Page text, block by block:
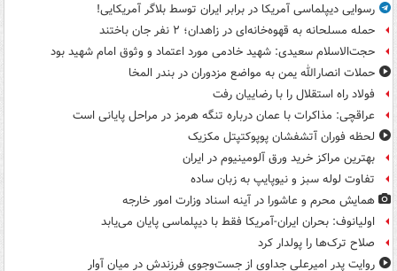
رسوایی دیپلماسی آمریکا در برابر ایران توسط بلاگر آمریکایی!
حمله مسلحانه به قهوه‌خانه‌ای در زاهدان؛ ۲ نفر جان باختند
حجت‌الاسلام سعیدی: شهید خادمی مورد اعتماد و وثوق امام شهید بود
حملات انصارالله یمن به مواضع مزدوران در بندر المخا
فولاد راه استقلال را با رضاییان رفت
عراقچی: مذاکرات با عمان درباره تنگه هرمز در مراحل پایانی است
لحظه فوران آتشفشان پوپوکتپتل مکزیک
بهترین مراکز خرید ورق آلومینیوم در ایران
تفاوت لوله سبز و نیوپایپ به زبان ساده
همایش محرم و عاشورا در آینه اسناد وزارت امور خارجه
اولیانوف: بحران ایران-آمریکا فقط با دیپلماسی پایان می‌یابد
صلاح ترک‌ها را پولدار کرد
روایت پدر امیرعلی جداوی از جست‌وجوی فرزندش در میان آوار